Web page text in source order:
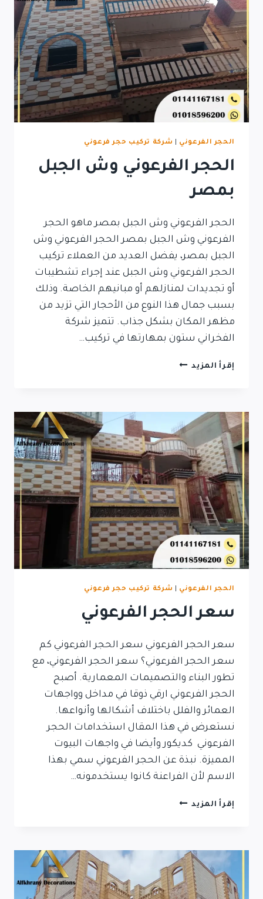
الحجر الفرعوني شركة تركيب حجر فرعوني
الحجر الفرعوني وش الجبل
بمصر
الحجر الفرعوني وش الجبل بمصر ماهو الحجر
الفرعوني وش الجبل بمصر الحجر الفرعوني وش
الجبل بمصر، يفضل العديد من العملاء تركيب
الحجر الفرعوني وش الجبل عند إجراء تشطيبات
أو تجديدات لمنازلهم أو مبانيهم الخاصة. وذلك
بسبب جمال هذا النوع من الأحجار التي تزيد من
مظهر المكان بشكل جذاب. تتميز شركة
الفخراني ستون بمهارتها في تركيب…
إقرأ المزيد الحجر
الحجر الفرعوني شركة تركيب حجر فرعوني
سعر الحجر الفرعوني
سعر الحجر الفرعوني سعر الحجر الفرعوني كم
سعر الحجر الفرعوني؟ سعر الحجر الفرعوني، مع
تطور البناء والتصميمات المعمارية. أصبح
الحجر الفرعوني ارقي ذوقا في مداخل وواجهات
العمائر والفلل باختلاف أشكالها وأنواعها.
نستعرض في هذا المقال استخدامات الحجر
الفرعوني كديكور وأيضا في واجهات البيوت
المميزة. نبذة عن الحجر الفرعوني سمي بهذا
الاسم لأن الفراعنة كانوا يستخدمونه…
إقرأ المزيد سعر